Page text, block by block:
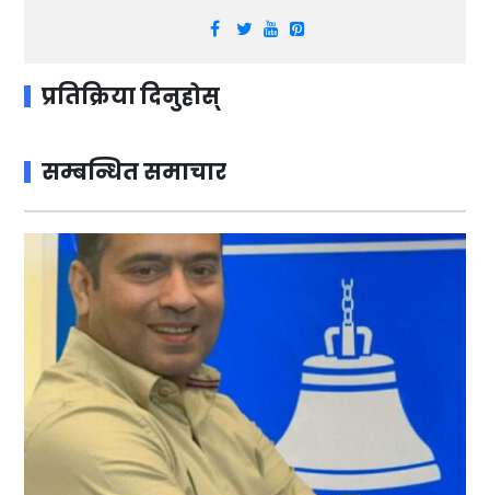
प्रतिक्रिया दिनुहोस्
सम्बन्धित समाचार